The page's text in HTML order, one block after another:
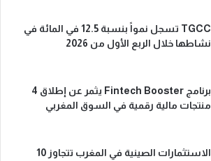
TGCC تسجل نمواً بنسبة 12.5 في المائة في
نشاطها خلال الربع الأول من 2026
برنامج Fintech Booster يثمر عن إطلاق 4
منتجات مالية رقمية في السوق المغربي
الاستثمارات الصينية في المغرب تتجاوز 10